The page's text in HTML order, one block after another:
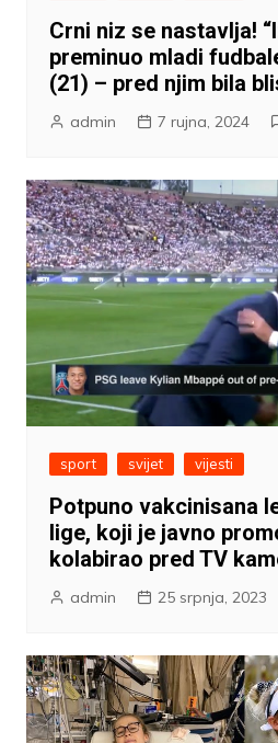
Crni niz se nastavlja!
preminuo mladi
(21) – pred njim bila
admin 7 rujna, 2024
sport svijet vijesti
Potpuno vakcinisana
lige, koji je javno
kolabirao pred TV
admin 25 srpnja, 2023